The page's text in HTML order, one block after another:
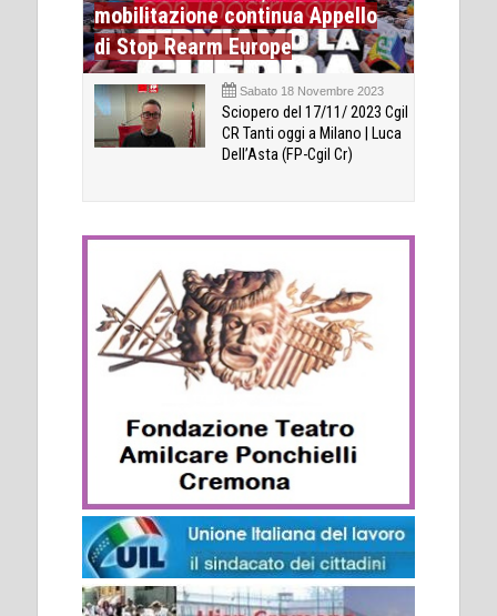
mobilitazione continua Appello
di Stop Rearm Europe
Sabato 18 Novembre 2023
Sciopero del 17/11/ 2023 Cgil
CR Tanti oggi a Milano | Luca
Dell’Asta (FP-Cgil Cr)